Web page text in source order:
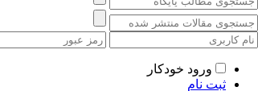
ورود خودکار
ثبت نام